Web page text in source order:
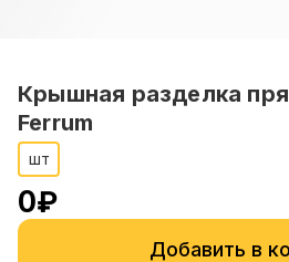
Крышная разделка
Ferrum
шт
0₽
Добавить в